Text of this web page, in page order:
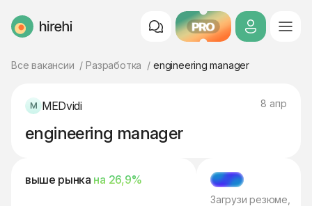
HireHi PRO
Все вакансии Разработка engineering manager
MEDvidi 8 апр
engineering manager
выше рынка на 26,9%
МЭТЧ
Загрузи резюме,